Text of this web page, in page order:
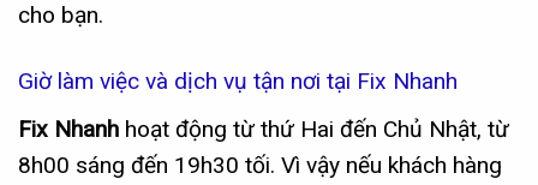
cho bạn.
Giờ làm việc và dịch vụ tận nơi tại Fix Nhanh
Fix Nhanh hoạt động từ thứ Hai đến Chủ Nhật, từ
8h00 sáng đến 19h30 tối. Vì vậy nếu khách hàng